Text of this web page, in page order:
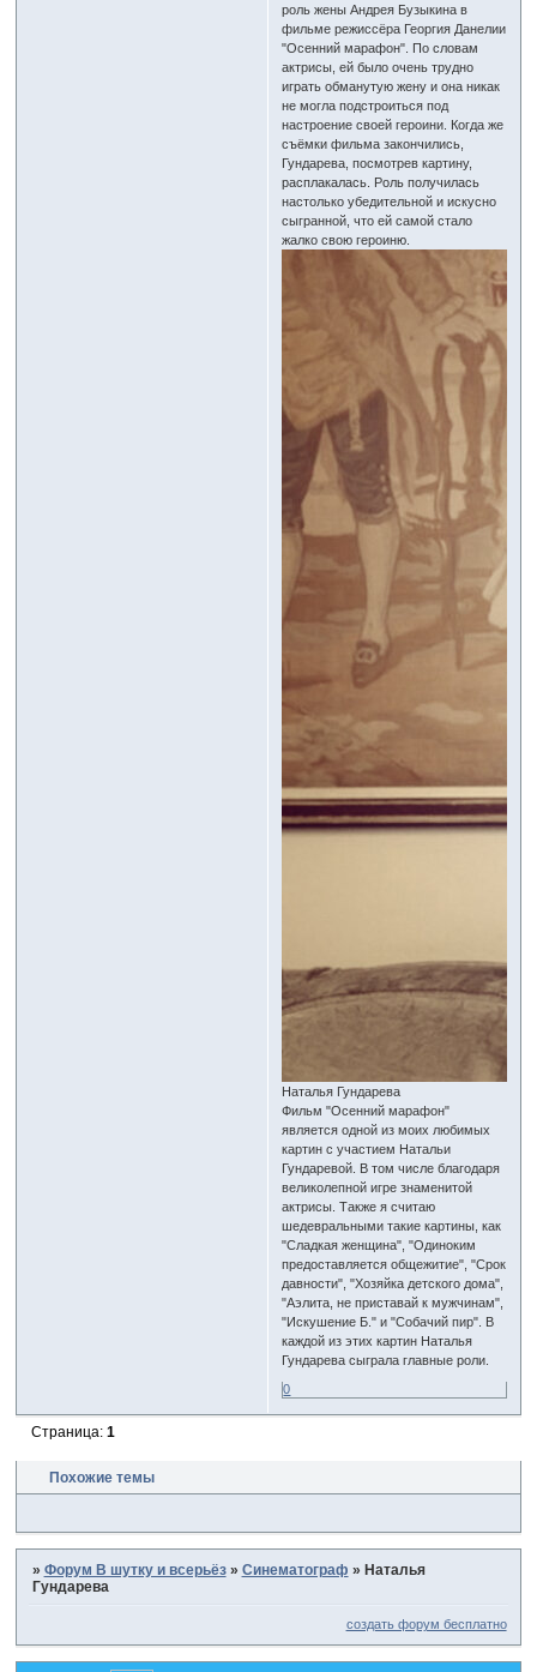
роль жены Андрея Бузыкина в
фильме режиссёра Георгия Данелии
"Осенний марафон". По словам
актрисы, ей было очень трудно
играть обманутую жену и она никак
не могла подстроиться под
настроение своей героини. Когда же
съёмки фильма закончились,
Гундарева, посмотрев картину,
расплакалась. Роль получилась
настолько убедительной и искусно
сыгранной, что ей самой стало
жалко свою героиню.
Наталья Гундарева
Фильм "Осенний марафон"
является одной из моих любимых
картин с участием Натальи
Гундаревой. В том числе благодаря
великолепной игре знаменитой
актрисы. Также я считаю
шедевральными такие картины, как
"Сладкая женщина", "Одиноким
предоставляется общежитие", "Срок
давности", "Хозяйка детского дома",
"Аэлита, не приставай к мужчинам",
"Искушение Б." и "Собачий пир". В
каждой из этих картин Наталья
Гундарева сыграла главные роли.
0
Страница: 1
Похожие темы
» Форум В шутку и всерьёз » Синематограф » Наталья
Гундарева
создать форум бесплатно